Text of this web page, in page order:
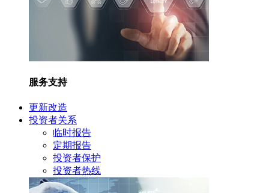
服务支持
更新改造
投资者关系
临时报告
定期报告
投资者保护
投资者热线